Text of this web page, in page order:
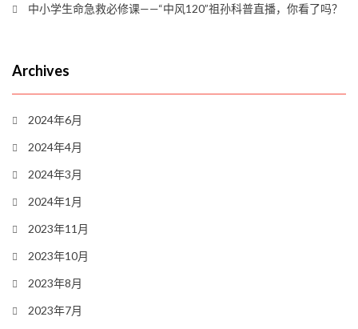
中小学生命急救必修课——“中风120”祖孙科普直播，你看了吗？
Archives
2024年6月
2024年4月
2024年3月
2024年1月
2023年11月
2023年10月
2023年8月
2023年7月